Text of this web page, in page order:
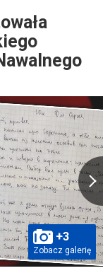
+3
Zobacz galerię